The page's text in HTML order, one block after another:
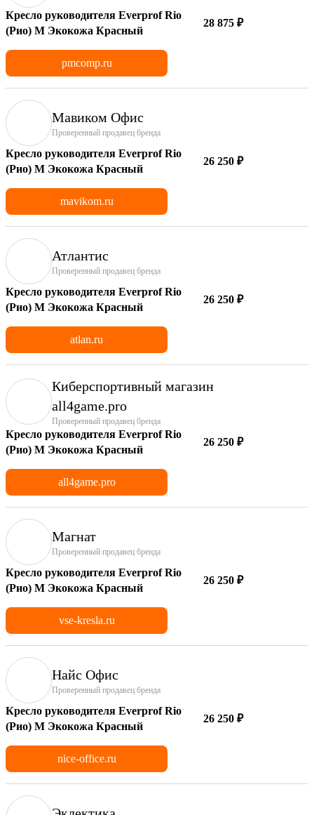
Кресло руководителя Everprof Rio
(Рио) M Экокожа Красный
28 875 ₽
pmcomp.ru
Мавиком Офис
Проверенный продавец бренда
Кресло руководителя Everprof Rio
(Рио) M Экокожа Красный
26 250 ₽
mavikom.ru
Атлантис
Проверенный продавец бренда
Кресло руководителя Everprof Rio
(Рио) M Экокожа Красный
26 250 ₽
atlan.ru
Киберспортивный магазин
аll4game.pro
Проверенный продавец бренда
Кресло руководителя Everprof Rio
(Рио) M Экокожа Красный
26 250 ₽
all4game.pro
Магнат
Проверенный продавец бренда
Кресло руководителя Everprof Rio
(Рио) M Экокожа Красный
26 250 ₽
vse-kresla.ru
Найс Офис
Проверенный продавец бренда
Кресло руководителя Everprof Rio
(Рио) M Экокожа Красный
26 250 ₽
nice-office.ru